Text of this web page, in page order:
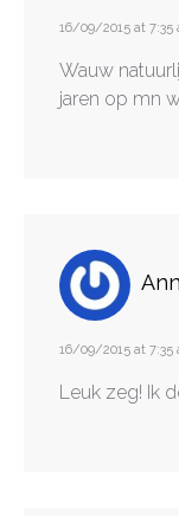
16/09/2015 at 7:35
Wauw
jaren op mn
16/09/2015 at 7:35
Leuk zeg! Ik